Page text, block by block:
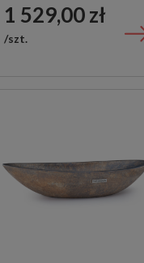
MULTIKOLOR
1 529,00 zł
szt.